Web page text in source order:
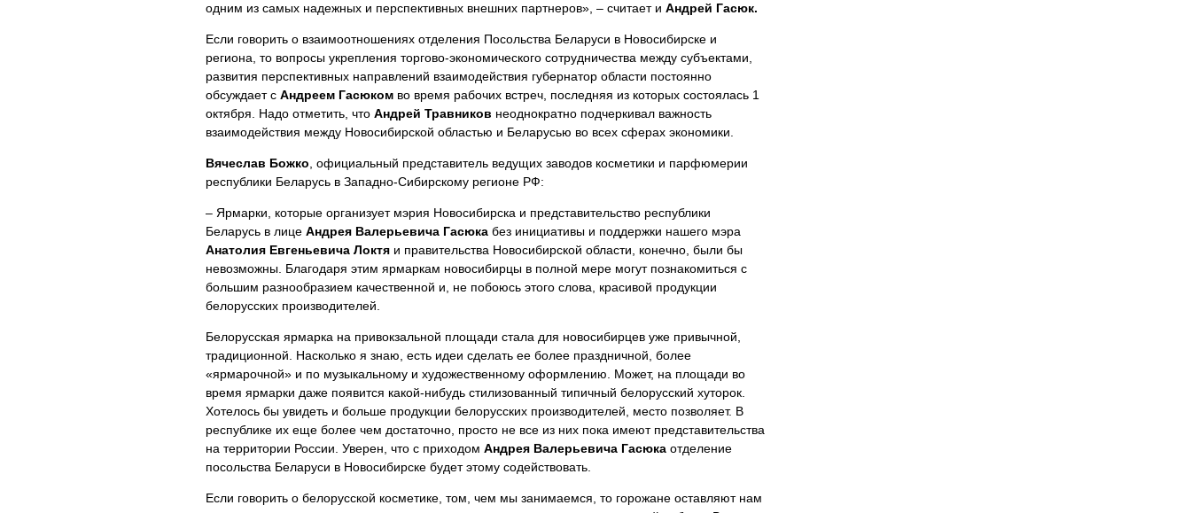
одним из самых надежных и перспективных внешних партнеров», – считает и Андрей Гасюк.
Если говорить о взаимоотношениях отделения Посольства Беларуси в Новосибирске и
региона, то вопросы укрепления торгово-экономического сотрудничества между субъектами,
развития перспективных направлений взаимодействия губернатор области постоянно
обсуждает с Андреем Гасюком во время рабочих встреч, последняя из которых состоялась 1
октября. Надо отметить, что Андрей Травников неоднократно подчеркивал важность
взаимодействия между Новосибирской областью и Беларусью во всех сферах экономики.
Вячеслав Божко , официальный представитель ведущих заводов косметики и парфюмерии
республики Беларусь в Западно-Сибирскому регионе РФ:
– Ярмарки, которые организует мэрия Новосибирска и представительство республики
Беларусь в лице Андрея Валерьевича Гасюка без инициативы и поддержки нашего мэра
Анатолия Евгеньевича Локтя и правительства Новосибирской области, конечно, были бы
невозможны. Благодаря этим ярмаркам новосибирцы в полной мере могут познакомиться с
большим разнообразием качественной и, не побоюсь этого слова, красивой продукции
белорусских производителей.
Белорусская ярмарка на привокзальной площади стала для новосибирцев уже привычной,
традиционной. Насколько я знаю, есть идеи сделать ее более праздничной, более
«ярмарочной» и по музыкальному и художественному оформлению. Может, на площади во
время ярмарки даже появится какой-нибудь стилизованный типичный белорусский хуторок.
Хотелось бы увидеть и больше продукции белорусских производителей, место позволяет. В
республике их еще более чем достаточно, просто не все из них пока имеют представительства
на территории России. Уверен, что с приходом Андрея Валерьевича Гасюка отделение
посольства Беларуси в Новосибирске будет этому содействовать.
Если говорить о белорусской косметике, том, чем мы занимаемся, то горожане оставляют нам